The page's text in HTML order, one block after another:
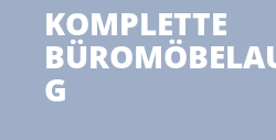
KOMPLETTE
G